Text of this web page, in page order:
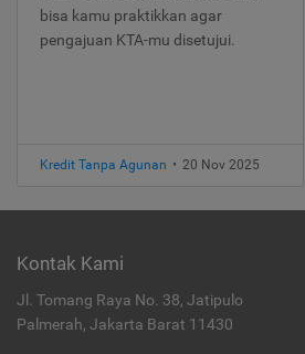
bisa kamu praktikkan agar
pengajuan KTA-mu disetujui.
Kredit Tanpa Agunan • 20 Nov 2025
Kontak Kami
Jl. Tomang Raya No. 38, Jatipulo
Palmerah, Jakarta Barat 11430